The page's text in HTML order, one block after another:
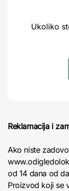
Ukoliko
Reklamacija i
Ako niste
od 14 dana od
Proizvod koji se